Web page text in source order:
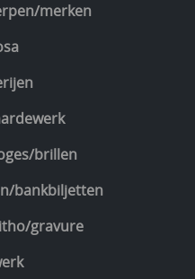
merken
brillen
bankbiljetten
gravure